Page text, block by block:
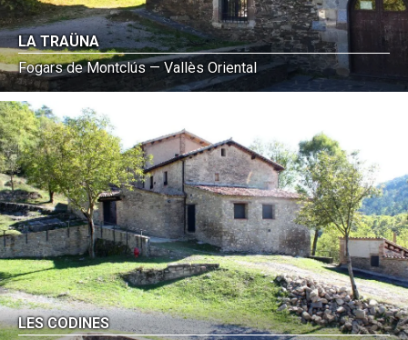
LA TRAÜNA
Fogars de Montclús — Vallès Oriental
LES CODINES